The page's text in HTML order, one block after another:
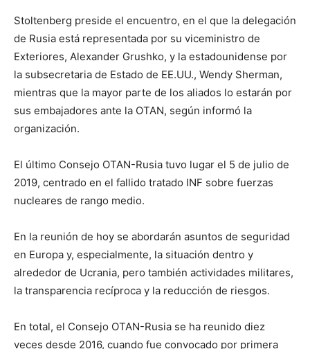
Stoltenberg preside el encuentro, en el que la delegación
de Rusia está representada por su viceministro de
Exteriores, Alexander Grushko, y la estadounidense por
la subsecretaria de Estado de EE.UU., Wendy Sherman,
mientras que la mayor parte de los aliados lo estarán por
sus embajadores ante la OTAN, según informó la
organización.
El último Consejo OTAN-Rusia tuvo lugar el 5 de julio de
2019, centrado en el fallido tratado INF sobre fuerzas
nucleares de rango medio.
En la reunión de hoy se abordarán asuntos de seguridad
en Europa y, especialmente, la situación dentro y
alrededor de Ucrania, pero también actividades militares,
la transparencia recíproca y la reducción de riesgos.
En total, el Consejo OTAN-Rusia se ha reunido diez
veces desde 2016, cuando fue convocado por primera